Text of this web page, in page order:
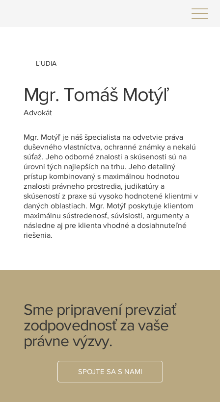
L'UDIA
Mgr. Tomáš Motýľ
Advokát
Mgr. Motýľ je náš špecialista na odvetvie práva
duševného vlastníctva, ochranné známky a nekalú
súťaž. Jeho odborné znalosti a skúsenosti sú na
úrovni tých najlepších na trhu. Jeho detailný
prístup kombinovaný s maximálnou hodnotou
znalosti právneho prostredia, judikatúry a
skúseností z praxe sú vysoko hodnotené klientmi v
daných oblastiach. Mgr. Motýľ poskytuje klientom
maximálnu sústredenosť, súvislosti, argumenty a
následne aj pre klienta vhodné a dosiahnuteľné
riešenia.
Sme pripravení prevziať
zodpovednosť za vaše
právne výzvy.
SPOJTE SA S NAMI